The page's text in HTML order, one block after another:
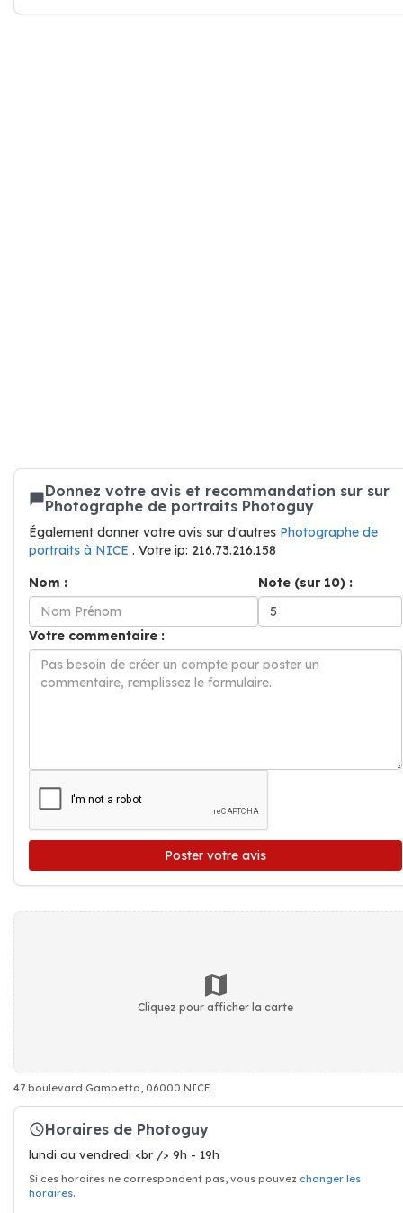
Donnez votre avis et recommandation sur sur
Photographe de portraits Photoguy
Également donner votre avis sur d'autres Photographe de
portraits à NICE . Votre ip: 216.73.216.158
Nom :
Note (sur 10) :
Votre commentaire :
Poster votre avis
Cliquez pour afficher la carte
47 boulevard Gambetta, 06000 NICE
Horaires de Photoguy
lundi au vendredi <br /> 9h - 19h
Si ces horaires ne correspondent pas, vous pouvez changer les
horaires.